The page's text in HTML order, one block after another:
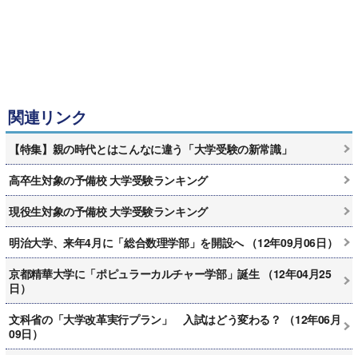
関連リンク
【特集】親の時代とはこんなに違う「大学受験の新常識」
高卒生対象の予備校 大学受験ランキング
現役生対象の予備校 大学受験ランキング
明治大学、来年4月に「総合数理学部」を開設へ （12年09月06日）
京都精華大学に「ポピュラーカルチャー学部」誕生 （12年04月25
日）
文科省の「大学改革実行プラン」 入試はどう変わる？ （12年06月
09日）